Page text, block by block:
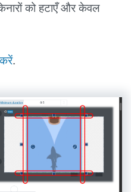
को हटाएँ और केवल
.